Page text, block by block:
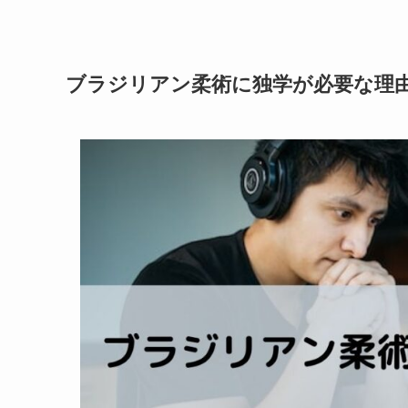
ブラジリアン柔術に独学が必要な理